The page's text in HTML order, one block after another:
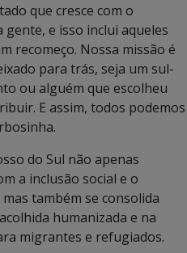
que cresce com o
gente, e isso inclui aqueles
recomeço. Nossa missão é
para trás, seja um sul-
ou alguém que escolheu
E assim, todos podemos
do Sul não apenas
a inclusão social e o
também se consolida
humanizada e na
migrantes e refugiados.